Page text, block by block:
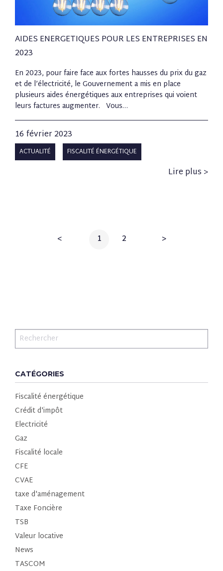
AIDES ENERGETIQUES POUR LES ENTREPRISES EN
2023
En 2023, pour faire face aux fortes hausses du prix du gaz
et de l’électricité, le Gouvernement a mis en place
plusieurs aides énergétiques aux entreprises qui voient
leurs factures augmenter. Vous…
16 février 2023
ACTUALITÉ FISCALITÉ ÉNERGÉTIQUE
Lire plus >
< 1 2 >
CATÉGORIES
Fiscalité énergétique
Crédit d'impôt
Electricité
Gaz
Fiscalité locale
CFE
CVAE
taxe d'aménagement
Taxe Foncière
TSB
Valeur locative
News
TASCOM